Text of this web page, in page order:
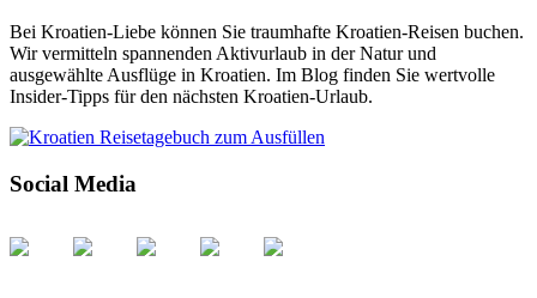
Bei Kroatien-Liebe können Sie traumhafte Kroatien-Reisen buchen.
Wir vermitteln spannenden Aktivurlaub in der Natur und
ausgewählte Ausflüge in Kroatien. Im Blog finden Sie wertvolle
Insider-Tipps für den nächsten Kroatien-Urlaub.
Social Media